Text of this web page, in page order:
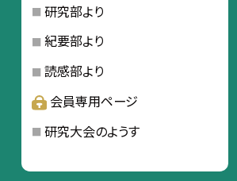
研究部より
紀要部より
読感部より
会員専用ページ
研究大会のようす